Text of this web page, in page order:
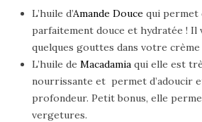
L’huile d’Amande Douce qui permet
parfaitement douce et hydratée ! Il
quelques gouttes dans votre crème
L’huile de Macadamia qui elle est
nourrissante et permet d’adoucir
profondeur. Petit bonus, elle
vergetures.